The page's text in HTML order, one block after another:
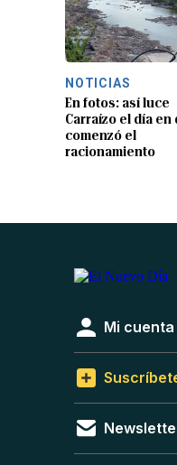
NOTICIAS
En fotos: así luce
Carraízo el día en
comenzó el
racionamiento
Mi cuenta